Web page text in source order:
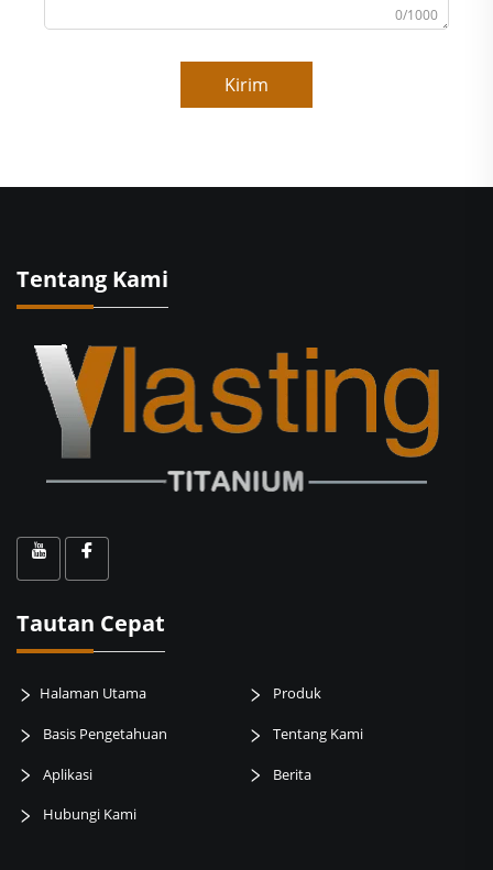
0/1000
Kirim
Tentang Kami
Tautan Cepat
Halaman Utama Produk
Basis Pengetahuan Tentang Kami
Aplikasi Berita
Hubungi Kami